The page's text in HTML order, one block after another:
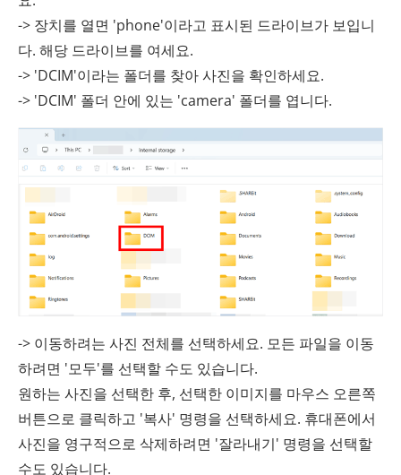
-> 장치를 열면 'phone'이라고 표시된 드라이브가 보입니
다. 해당 드라이브를 여세요.
-> 'DCIM'이라는 폴더를 찾아 사진을 확인하세요.
-> 'DCIM' 폴더 안에 있는 'camera' 폴더를 엽니다.
-> 이동하려는 사진 전체를 선택하세요. 모든 파일을 이동
하려면 '모두'를 선택할 수도 있습니다.
원하는 사진을 선택한 후, 선택한 이미지를 마우스 오른쪽
버튼으로 클릭하고 '복사' 명령을 선택하세요. 휴대폰에서
사진을 영구적으로 삭제하려면 '잘라내기' 명령을 선택할
수도 있습니다.